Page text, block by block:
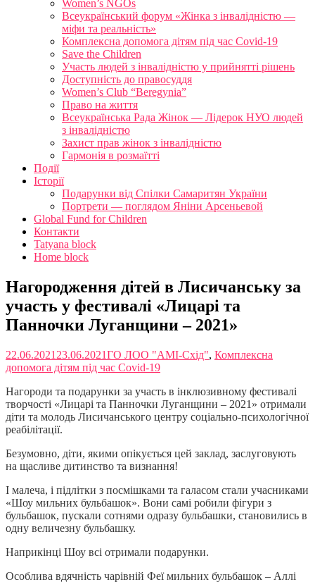
Women’s NGOs
Всеукраїнський форум «Жінка з інвалідністю —
міфи та реальність»
Комплексна допомога дітям під час Covid-19
Save the Children
Участь людей з інвалідністю у прийнятті рішень
Доступність до правосуддя
Women’s Club “Beregynia”
Право на життя
Всеукраїнська Рада Жінок — Лідерок НУО людей
з інвалідністю
Захист прав жінок з інвалідністю
Гармонія в розмаїтті
Події
Історії
Подарунки від Спілки Самаритян України
Портрети — поглядом Яніни Арсеньевой
Global Fund for Children
Контакти
Tatyana block
Home block
Нагородження дітей в Лисичанську за
участь у фестивалі «Лицарі та
Панночки Луганщини – 2021»
22.06.2021 23.06.2021ГО ЛОО "АМІ-Схід", Комплексна
допомога дітям під час Covid-19
Нагороди та подарунки за участь в інклюзивному фестивалі
творчості «Лицарі та Панночки Луганщини – 2021» отримали
діти та молодь Лисичанського центру соціально-психологічної
реабілітації.
Безумовно, діти, якими опікується цей заклад, заслуговують
на щасливе дитинство та визнання!
І малеча, і підлітки з посмішками та галасом стали учасниками
«Шоу мильних бульбашок». Вони самі робили фігури з
бульбашок, пускали сотнями одразу бульбашки, становились в
одну величезну бульбашку.
Наприкінці Шоу всі отримали подарунки.
Особлива вдячність чарівній Феї мильних бульбашок – Аллі